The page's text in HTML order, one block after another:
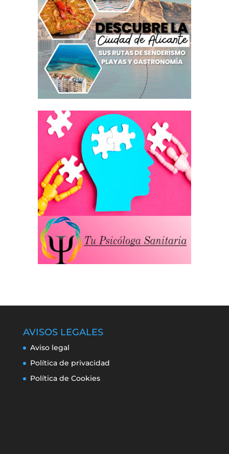
AVISOS LEGALES
Aviso legal
Política de privacidad
Política de Cookies